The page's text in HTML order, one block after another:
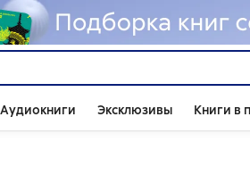
Аудиокниги Эксклюзивы Книги в